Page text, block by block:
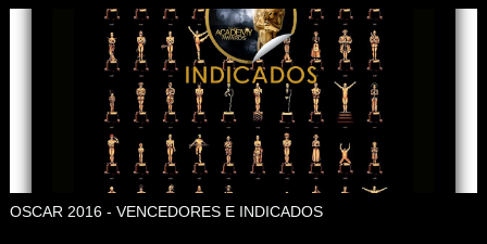
OSCAR 2016 - VENCEDORES E INDICADOS